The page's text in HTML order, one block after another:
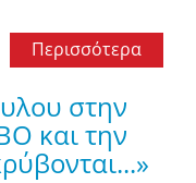
Περισσότερα
στην
και την